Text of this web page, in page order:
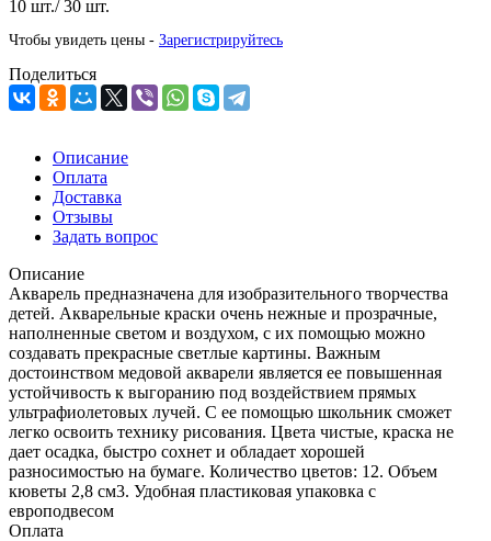
10 шт./ 30 шт.
Чтобы увидеть цены - Зарегистрируйтесь
Поделиться
Описание
Оплата
Доставка
Отзывы
Задать вопрос
Описание
Акварель предназначена для изобразительного творчества
детей. Акварельные краски очень нежные и прозрачные,
наполненные светом и воздухом, с их помощью можно
создавать прекрасные светлые картины. Важным
достоинством медовой акварели является ее повышенная
устойчивость к выгоранию под воздействием прямых
ультрафиолетовых лучей. С ее помощью школьник сможет
легко освоить технику рисования. Цвета чистые, краска не
дает осадка, быстро сохнет и обладает хорошей
разносимостью на бумаге. Количество цветов: 12. Объем
кюветы 2,8 см3. Удобная пластиковая упаковка с
европодвесом
Оплата